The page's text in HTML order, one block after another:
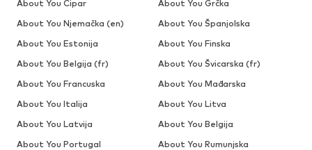
About You Cipar
About You Grčka
About You Njemačka (en)
About You Španjolska
About You Estonija
About You Finska
About You Belgija (fr)
About You Švicarska (fr)
About You Francuska
About You Mađarska
About You Italija
About You Litva
About You Latvija
About You Belgija
About You Portugal
About You Rumunjska